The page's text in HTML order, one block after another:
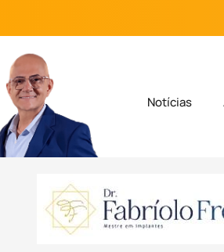
Notícias